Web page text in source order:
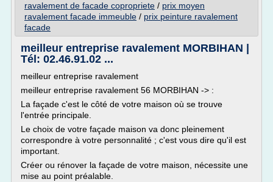
ravalement de facade copropriete / prix moyen
ravalement facade immeuble / prix peinture ravalement
facade
meilleur entreprise ravalement MORBIHAN |
Tél: 02.46.91.02 ...
meilleur entreprise ravalement
meilleur entreprise ravalement 56 MORBIHAN -> :
La façade c'est le côté de votre maison où se trouve
l'entrée principale.
Le choix de votre façade maison va donc pleinement
correspondre à votre personnalité ; c'est vous dire qu'il est
important.
Créer ou rénover la façade de votre maison, nécessite une
mise au point préalable.